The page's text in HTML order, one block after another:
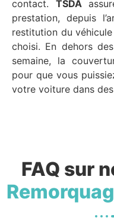
contact. TSDA
prestation, depuis
restitution du
choisi. En dehors
semaine, la
pour que vous
votre voiture dans
FAQ sur